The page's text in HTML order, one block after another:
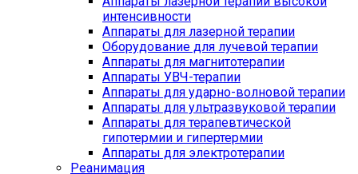
интенсивности
Аппараты для лазерной терапии
Оборудование для лучевой терапии
Аппараты для магнитотерапии
Аппараты УВЧ-терапии
Аппараты для ударно-волновой терапии
Аппараты для ультразвуковой терапии
Аппараты для терапевтической
гипотермии и гипертермии
Аппараты для электротерапии
Реанимация